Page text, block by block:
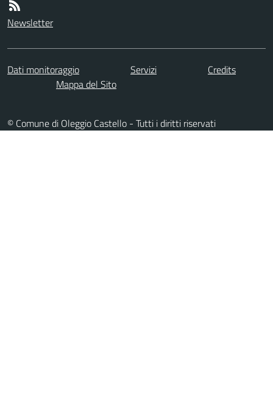
Newsletter
Dati monitoraggio Servizi
Credits
Mappa del Sito
© Comune di Oleggio Castello - Tutti i diritti riservati